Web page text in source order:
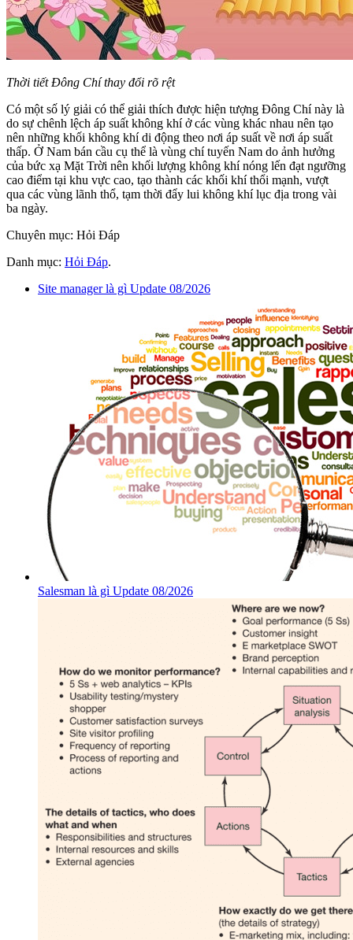
Thời tiết Đông Chí thay đổi rõ rệt
Có một số lý giải có thể giải thích được hiện tượng Đông Chí này là
do sự chênh lệch áp suất không khí ở các vùng khác nhau nên tạo
nên những khối không khí di động theo nơi áp suất về nơi áp suất
thấp. Ở Nam bán cầu cụ thể là vùng chí tuyến Nam do ảnh hưởng
của bức xạ Mặt Trời nên khối lượng không khí nóng lến đạt ngưỡng
cao điểm tại khu vực cao, tạo thành các khối khí thổi mạnh, vượt
qua các vùng lãnh thổ, tạm thời đẩy lui không khí lục địa trong vài
ba ngày.
Chuyên mục: Hỏi Đáp
Danh mục: Hỏi Đáp.
Site manager là gì Update 08/2026
Salesman là gì Update 08/2026